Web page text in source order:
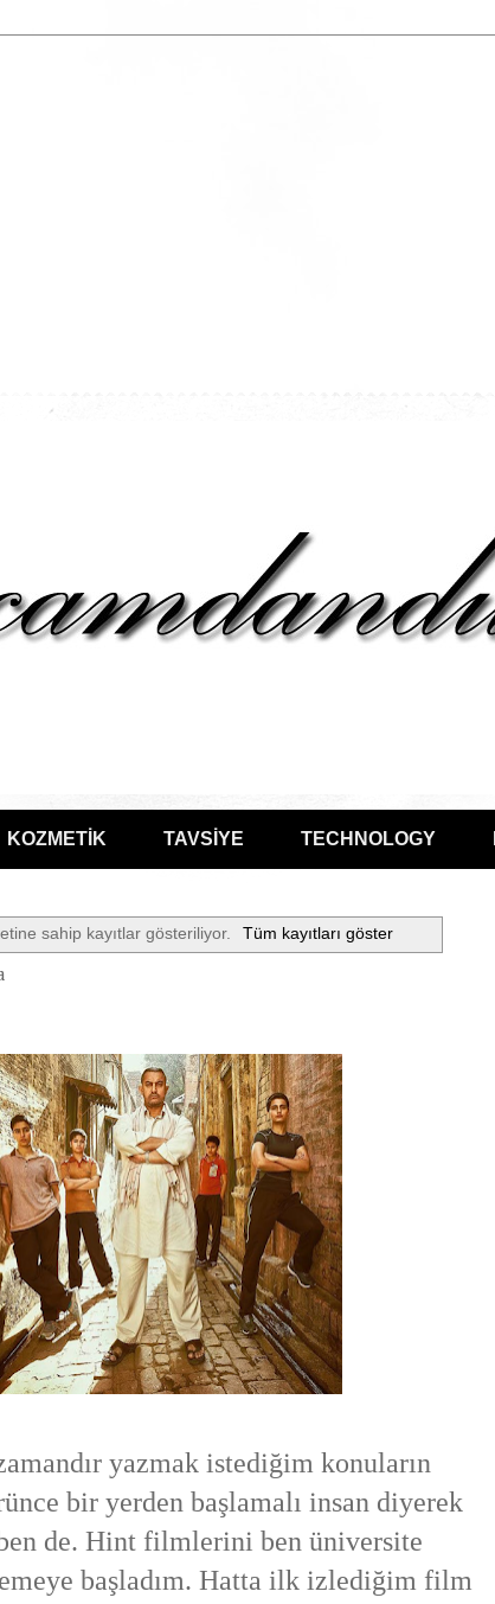
KOZMETİK TAVSİYE TECHNOLOGY
sahip kayıtlar gösteriliyor. Tüm kayıtları göster
yazmak istediğim konuların
bir yerden başlamalı insan diyerek
de. Hint filmlerini ben üniversite
başladım. Hatta ilk izlediğim film